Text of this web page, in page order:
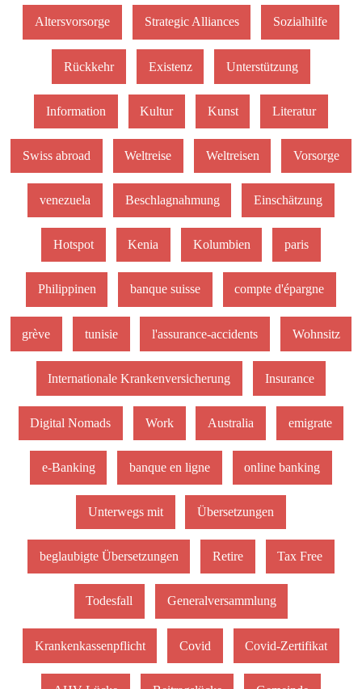
Altersvorsorge Strategic Alliances Sozialhilfe
Rückkehr Existenz Unterstützung
Information Kultur Kunst Literatur
Swiss abroad Weltreise Weltreisen Vorsorge
venezuela Beschlagnahmung Einschätzung
Hotspot Kenia Kolumbien paris
Philippinen banque suisse compte d'épargne
grève tunisie l'assurance-accidents Wohnsitz
Internationale Krankenversicherung Insurance
Digital Nomads Work Australia emigrate
e-Banking banque en ligne online banking
Unterwegs mit Übersetzungen
beglaubigte Übersetzungen Retire Tax Free
Todesfall Generalversammlung
Krankenkassenpflicht Covid Covid-Zertifikat